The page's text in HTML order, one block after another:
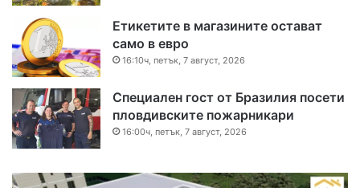
Етикетите в магазините остават
само в евро
16:10ч, петък, 7 август, 2026
Специален гост от Бразилия посети
пловдивските пожарникари
16:00ч, петък, 7 август, 2026